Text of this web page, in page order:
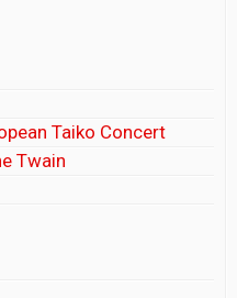
Taiko Concert
Twain